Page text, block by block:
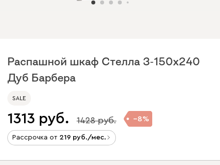
Распашной шкаф Стелла 3-150x240
Дуб Барбера
SALE
1313 1428 8
Рассрочка от 219 /мес.